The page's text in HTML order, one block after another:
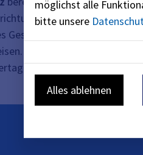
in denen
für den Schutz vor
Ein entsprechender
muss
möglichst alle
bitte unsere
Alles ablehnen